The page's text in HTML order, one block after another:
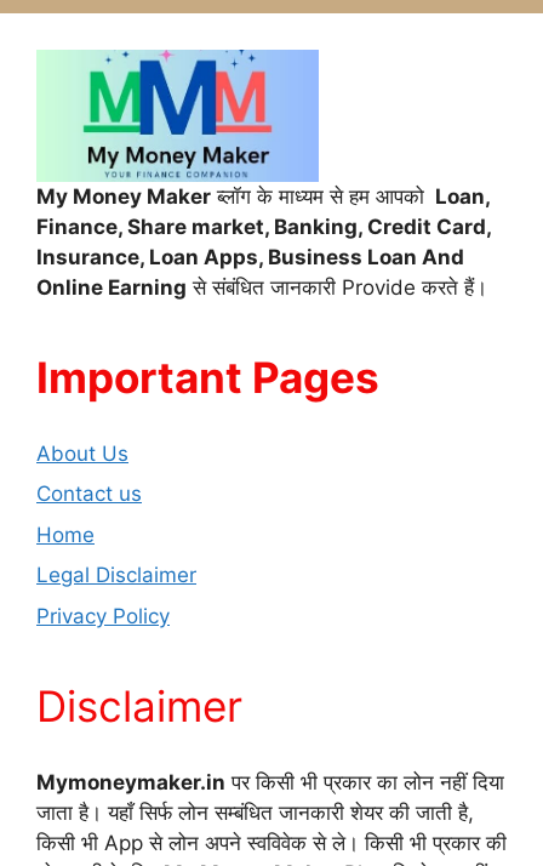
My Money Maker ब्लॉग के माध्यम से हम आपको Loan,
Finance, Share market, Banking, Credit Card,
Insurance, Loan Apps, Business Loan And
Online Earning से संबंधित जानकारी Provide करते हैं।
Important Pages
About Us
Contact us
Home
Legal Disclaimer
Privacy Policy
Disclaimer
Mymoneymaker.in पर किसी भी प्रकार का लोन नहीं दिया
जाता है। यहाँ सिर्फ लोन सम्बंधित जानकारी शेयर की जाती है,
किसी भी App से लोन अपने स्वविवेक से ले। किसी भी प्रकार की